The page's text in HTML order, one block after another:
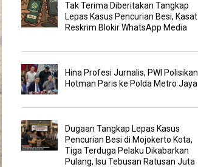
Tak Terima Diberitakan Tangkap
Lepas Kasus Pencurian Besi, Kasat
Reskrim Blokir WhatsApp Media
Hina Profesi Jurnalis, PWI Polisikan
Hotman Paris ke Polda Metro Jaya
Dugaan Tangkap Lepas Kasus
Pencurian Besi di Mojokerto Kota,
Tiga Terduga Pelaku Dikabarkan
Pulang, Isu Tebusan Ratusan Juta